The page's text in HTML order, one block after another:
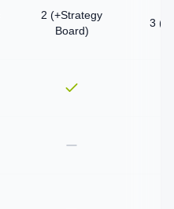
2 (+Strategy
Board)
3